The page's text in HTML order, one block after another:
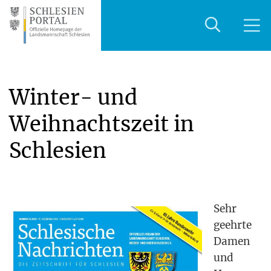
Winter- und
Weihnachtszeit in
Schlesien
Sehr
geehr­te
Damen
und